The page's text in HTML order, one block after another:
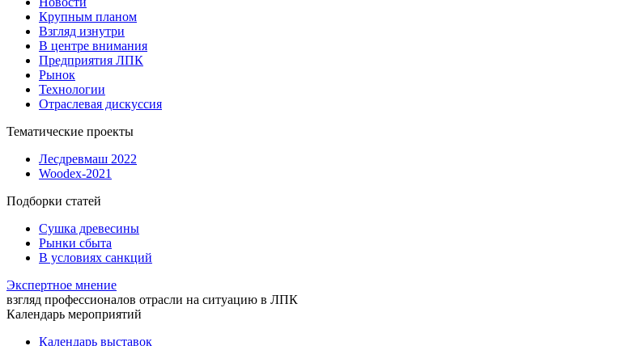
Крупным планом
Взгляд изнутри
В центре внимания
Предприятия ЛПК
Рынок
Технологии
Отраслевая дискуссия
Тематические проекты
Лесдревмаш 2022
Woodex-2021
Подборки статей
Сушка древесины
Рынки сбыта
В условиях санкций
Экспертное мнение
взгляд профессионалов отрасли на ситуацию в ЛПК
Календарь мероприятий
Календарь выставок